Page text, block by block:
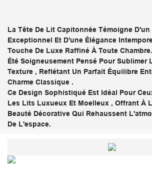
La Tête De Lit Capitonnée Témoigne D'un
Exceptionnel Et D'une Élégance
Touche De Luxe Raffiné À Toute
Été Soigneusement Pensé Pour Sublimer
Texture , Reflétant Un Parfait Équilibre
Charme Classique .
Ce Design Sophistiqué Est Idéal Pour
Les Lits Luxueux Et Moelleux , Offrant À
Beauté Décorative Qui Rehaussent
De L'espace.